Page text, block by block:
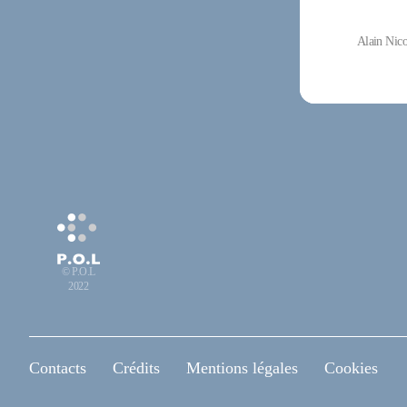
Alain
© P.O.L
2022
Contacts Crédits Mentions légales Cookies